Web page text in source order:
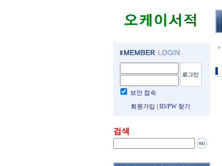
보안 접속
회원가입
ID/PW 찾기
검색